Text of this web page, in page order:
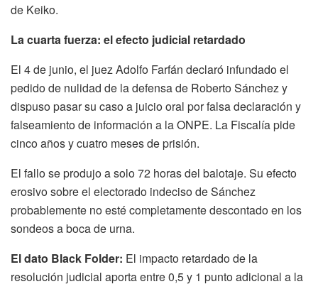
de Keiko.
La cuarta fuerza: el efecto judicial retardado
El 4 de junio, el juez Adolfo Farfán declaró infundado el
pedido de nulidad de la defensa de Roberto Sánchez y
dispuso pasar su caso a juicio oral por falsa declaración y
falseamiento de información a la ONPE. La Fiscalía pide
cinco años y cuatro meses de prisión.
El fallo se produjo a solo 72 horas del balotaje. Su efecto
erosivo sobre el electorado indeciso de Sánchez
probablemente no esté completamente descontado en los
sondeos a boca de urna.
El dato Black Folder: El impacto retardado de la
resolución judicial aporta entre 0,5 y 1 punto adicional a la